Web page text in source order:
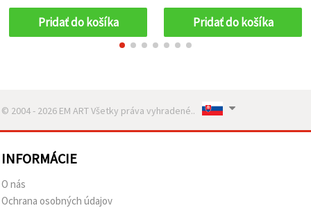
Pridať do košíka Pridať do košíka
© 2004 - 2026 EM ART Všetky práva vyhradené..
INFORMÁCIE
O nás
Ochrana osobných údajov